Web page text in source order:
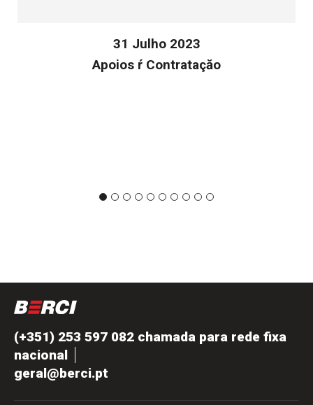
31 Julho 2023
Apoios ŕ Contrataçăo
(+351) 253 597 082 chamada para rede fixa
nacional
geral@berci.pt